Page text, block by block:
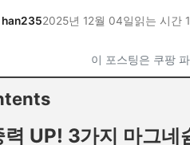
han2352025년 12월 04일읽는 시간
이 포스팅은 쿠팡
력 UP! 3가지 마그네